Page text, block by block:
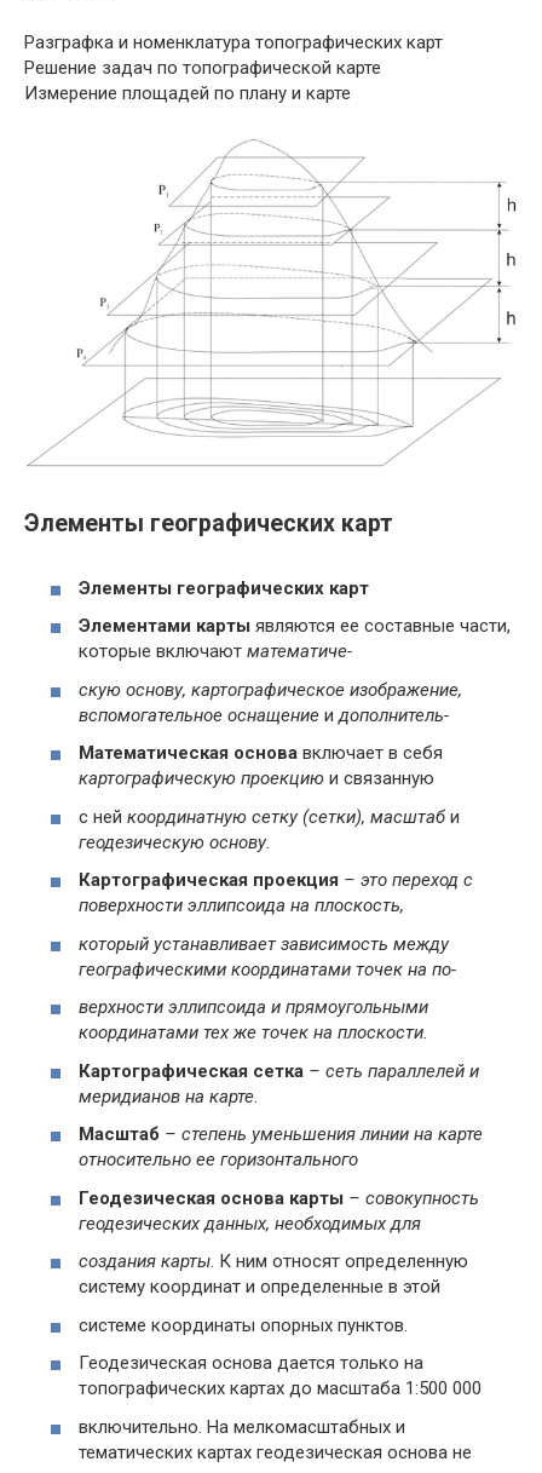
Разграфка и номенклатура топографических карт
Решение задач по топографической карте
Измерение площадей по плану и карте
Элементы географических карт
Элементы географических карт
Элементами карты являются ее составные части,
которые включают математиче-
скую основу, картографическое изображение,
вспомогательное оснащение идополнитель-
Математическая основа включает в себя
картографическую проекцию и связанную
с ней координатную сетку (сетки), масштаб и
геодезическую основу.
Картографическая проекция – это переход с
поверхности эллипсоида на плоскость,
который устанавливает зависимость между
географическими координатами точек на по-
верхности эллипсоида и прямоугольными
координатами тех же точек на плоскости.
Картографическая сетка – сеть параллелей и
меридианов на карте.
Масштаб – степень уменьшения линии на карте
относительно ее горизонтального
Геодезическая основа карты – совокупность
геодезических данных, необходимых для
создания карты. К ним относят определенную
систему координат и определенные в этой
системе координаты опорных пунктов.
Геодезическая основа дается только на
топографических картах до масштаба 1:500 000
включительно. На мелкомасштабных и
тематических картах геодезическая основа не